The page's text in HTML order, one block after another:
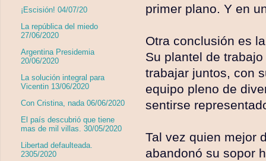
primer plano. Y en
Otra conclusión es
Su plantel de
trabajar juntos, con
equipo pleno de
sentirse
Tal vez quien mejor
abandonó su sopor
¡Escisión! 04/07/20
La república del miedo
27/06/2020
Argentina Presidemia
20/06/2020
La solución integral para
Vicentin 13/06/2020
Con Cristina, nada 06/06/2020
El país descubrió que tiene
mas de mil villas. 30/05/2020
Libertad defaulteada.
2305/2020